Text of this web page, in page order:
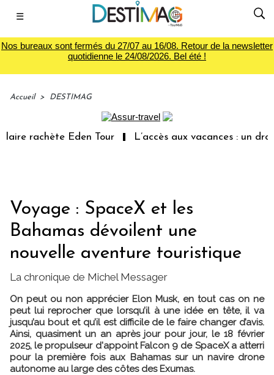
☰
Nos bureaux sont fermés du 27/07 au 16/08. Retour de la newsletter
quotidienne le 24/08/2026. Bel été !
Accueil > DESTIMAG
rachète Eden Tour L’accès aux vacances : un droit
Voyage : SpaceX et les
Bahamas dévoilent une
nouvelle aventure touristique
La chronique de Michel Messager
On peut ou non apprécier Elon Musk, en tout cas on ne
peut lui reprocher que lorsqu’il à une idée en tête, il va
jusqu’au bout et qu’il est difficile de le faire changer d’avis.
Ainsi, quasiment un an après jour pour jour, le 18 février
2025, le propulseur d'appoint Falcon 9 de SpaceX a atterri
pour la première fois aux Bahamas sur un navire drone
autonome au large des côtes des Exumas.